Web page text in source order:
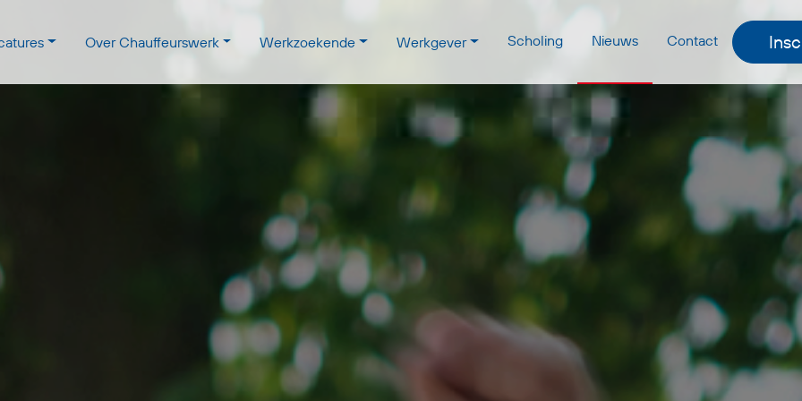
Over Chauffeurswerk Werkzoekende Werkgever Scholing Nieuws Contact